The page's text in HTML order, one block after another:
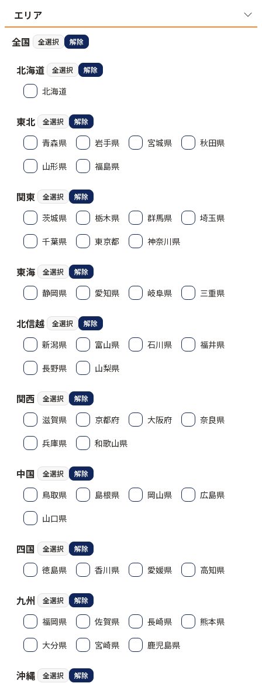
エリア
全国
全選択 解除
北海道 全選択 解除
北海道
東北 全選択 解除
青森県 岩手県 宮城県
秋田県
山形県
福島県
関東 全選択 解除
茨城県 栃木県 群馬県
埼玉県
千葉県
東京都 神奈川県
東海 全選択 解除
静岡県 愛知県 岐阜県 三重県
北信越 全選択 解除
新潟県 富山県 石川県
福井県
長野県
山梨県
関西 全選択 解除
滋賀県 京都府 大阪府
奈良県
兵庫県
和歌山県
中国 全選択 解除
鳥取県 島根県 岡山県
広島県
山口県
四国 全選択 解除
徳島県 香川県 愛媛県 高知県
九州 全選択 解除
福岡県 佐賀県 長崎県
熊本県
大分県
宮崎県 鹿児島県
沖縄 全選択 解除